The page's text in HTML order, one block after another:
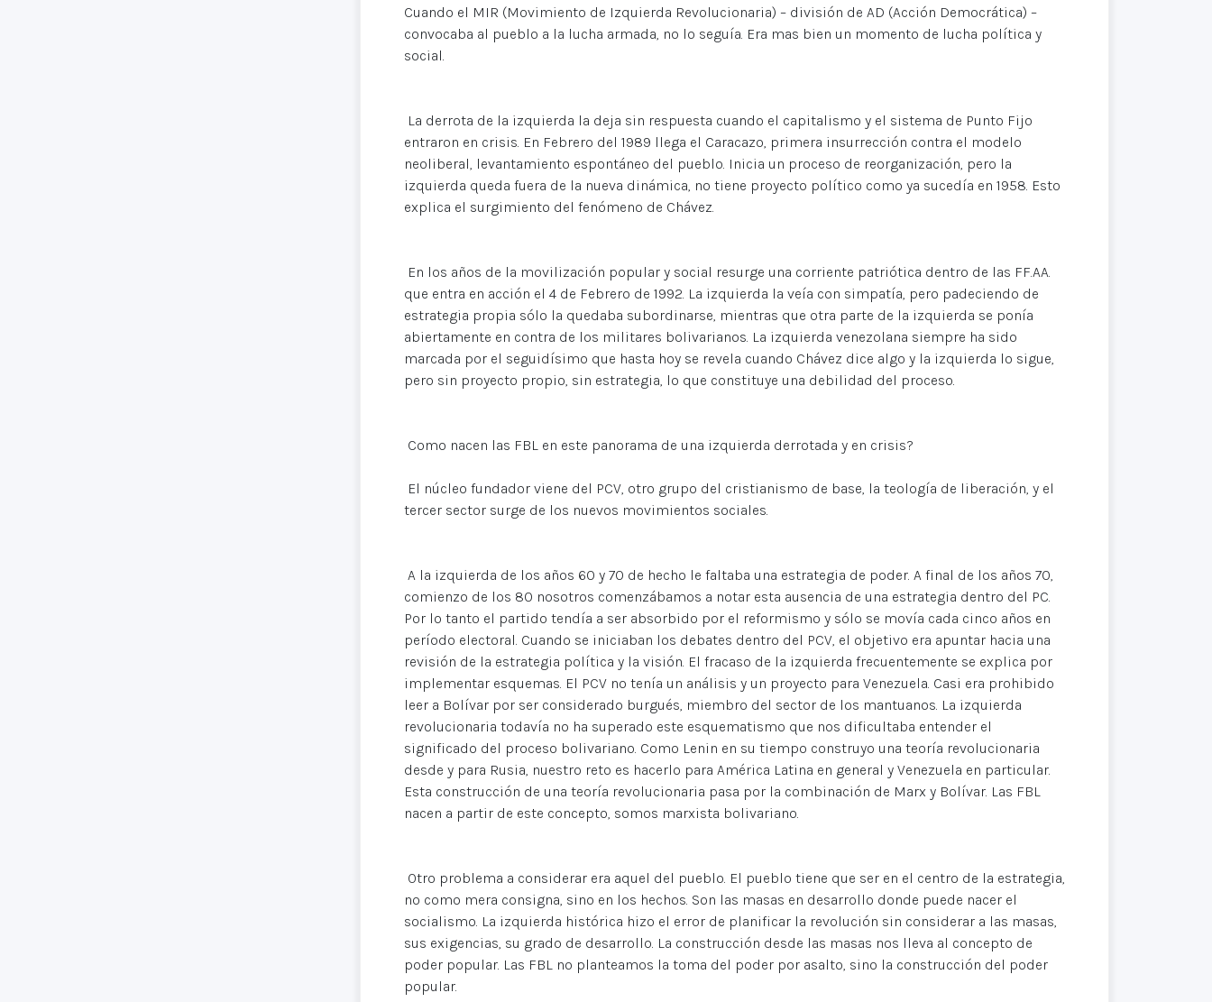
Cuando el MIR (Movimiento de Izquierda Revolucionaria) – división de AD (Acción Democrática) –
convocaba al pueblo a la lucha armada, no lo seguía. Era mas bien un momento de lucha política y
social.
La derrota de la izquierda la deja sin respuesta cuando el capitalismo y el sistema de Punto Fijo
entraron en crisis. En Febrero del 1989 llega el Caracazo, primera insurrección contra el modelo
neoliberal, levantamiento espontáneo del pueblo. Inicia un proceso de reorganización, pero la
izquierda queda fuera de la nueva dinámica, no tiene proyecto político como ya sucedía en 1958. Esto
explica el surgimiento del fenómeno de Chávez.
En los años de la movilización popular y social resurge una corriente patriótica dentro de las FF.AA.
que entra en acción el 4 de Febrero de 1992. La izquierda la veía con simpatía, pero padeciendo de
estrategia propia sólo la quedaba subordinarse, mientras que otra parte de la izquierda se ponía
abiertamente en contra de los militares bolivarianos. La izquierda venezolana siempre ha sido
marcada por el seguidísimo que hasta hoy se revela cuando Chávez dice algo y la izquierda lo sigue,
pero sin proyecto propio, sin estrategia, lo que constituye una debilidad del proceso.
Como nacen las FBL en este panorama de una izquierda derrotada y en crisis?
El núcleo fundador viene del PCV, otro grupo del cristianismo de base, la teología de liberación, y el
tercer sector surge de los nuevos movimientos sociales.
A la izquierda de los años 60 y 70 de hecho le faltaba una estrategia de poder. A final de los años 70,
comienzo de los 80 nosotros comenzábamos a notar esta ausencia de una estrategia dentro del PC.
Por lo tanto el partido tendía a ser absorbido por el reformismo y sólo se movía cada cinco años en
período electoral. Cuando se iniciaban los debates dentro del PCV, el objetivo era apuntar hacia una
revisión de la estrategia política y la visión. El fracaso de la izquierda frecuentemente se explica por
implementar esquemas. El PCV no tenía un análisis y un proyecto para Venezuela. Casi era prohibido
leer a Bolívar por ser considerado burgués, miembro del sector de los mantuanos. La izquierda
revolucionaria todavía no ha superado este esquematismo que nos dificultaba entender el
significado del proceso bolivariano. Como Lenin en su tiempo construyo una teoría revolucionaria
desde y para Rusia, nuestro reto es hacerlo para América Latina en general y Venezuela en particular.
Esta construcción de una teoría revolucionaria pasa por la combinación de Marx y Bolívar. Las FBL
nacen a partir de este concepto, somos marxista bolivariano.
Otro problema a considerar era aquel del pueblo. El pueblo tiene que ser en el centro de la estrategia,
no como mera consigna, sino en los hechos. Son las masas en desarrollo donde puede nacer el
socialismo. La izquierda histórica hizo el error de planificar la revolución sin considerar a las masas,
sus exigencias, su grado de desarrollo. La construcción desde las masas nos lleva al concepto de
poder popular. Las FBL no planteamos la toma del poder por asalto, sino la construcción del poder
popular.